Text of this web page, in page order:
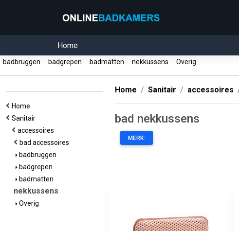
Home
badbruggen badgrepen badmatten nekkussens Overig
Home
Sanitair
accessoires
bad accessoires
badbruggen
badgrepen
badmatten
nekkussens
Overig
Home Sanitair accessoires
bad nekkussens
MERK: